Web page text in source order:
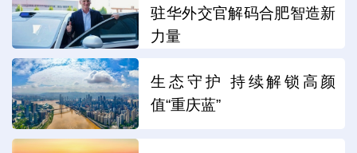
驻华外交官解码合肥智造新
力量
生态守护 持续解锁高颜
值“重庆蓝”